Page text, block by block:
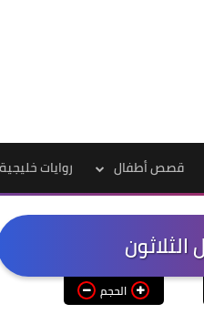
قصص أطفال روايات خليجية
الحجم